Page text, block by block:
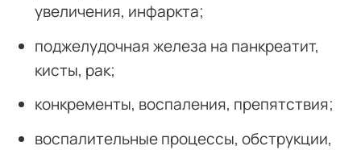
увеличения, инфаркта;
поджелудочная железа на панкреатит,
кисты, рак;
конкременты, воспаления, препятствия;
воспалительные процессы, обструкции,